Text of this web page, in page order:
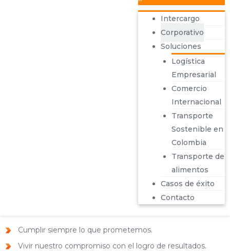
Intercargo
Corporativo
Soluciones
Logística
Empresarial
Comercio
Internacional
Transporte
Sostenible en
Colombia
Transporte de
alimentos
Casos de éxito
Contacto
Ganar la lealtad de nuestros clientes transportando
mercancías mediante el control en la gestión de riesgos y la
generación de valor en la cadena de suministro.
Cumplir nuestro imperativo en ventas logrando ser:
La preferida de nuestros aliados y proveedores.
Recomendación entre transporte externo o mantener la
Valor excepcional para nuestros accionistas.
PRINCIPIOS CORPORATIVOS
Cumplir siempre lo que prometemos.
Vivir nuestro compromiso con el logro de resultados.